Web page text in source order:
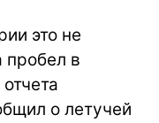
это не
пробел в
о летучей